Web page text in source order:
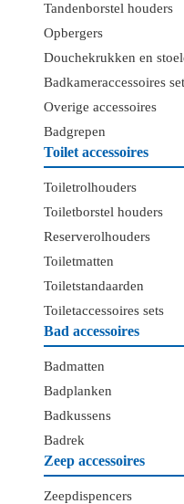
Tandenborstel houders
Opbergers
Douchekrukken en
Badkameraccessoires
Overige accessoires
Badgrepen
Toilet accessoires
Toiletrolhouders
Toiletborstel houders
Reserverolhouders
Toiletmatten
Toiletstandaarden
Toiletaccessoires sets
Bad accessoires
Badmatten
Badplanken
Badkussens
Badrek
Zeep accessoires
Zeepdispencers